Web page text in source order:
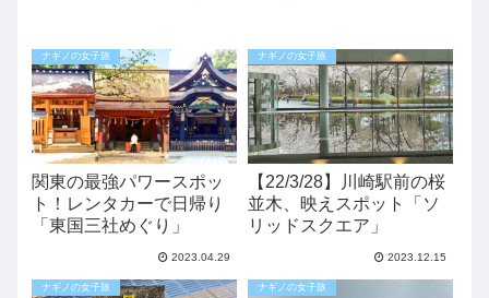
ナギノの女子旅
関東の最強パワースポッ
ト！レンタカーで日帰り
「東国三社めぐり」
2023.04.29
ナギノの女子旅
【22/3/28】川崎駅前の桜
並木、映えスポット「ソ
リッドスクエア」
2023.12.15
ナギノの女子旅 ナギノの女子旅